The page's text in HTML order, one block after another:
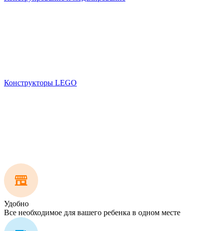
Конструкторы LEGO
Удобно
Все необходимое для вашего ребенка в одном месте